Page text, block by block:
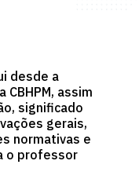
desde a
assim
significado
gerais,
normativas e
o professor